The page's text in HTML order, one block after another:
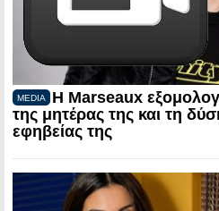
MEDIA
Η Marseaux
της μητέρας της και τη
εφηβείας της